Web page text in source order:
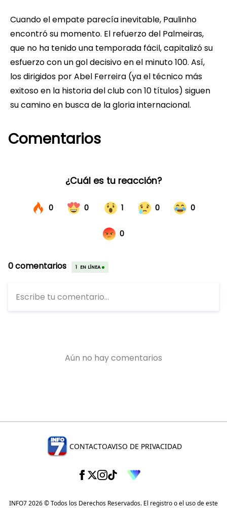
Cuando el empate parecía inevitable, Paulinho
encontró su momento. El refuerzo del Palmeiras,
que no ha tenido una temporada fácil, capitalizó su
esfuerzo con un gol decisivo en el minuto 100. Así,
los dirigidos por Abel Ferreira (ya el técnico más
exitoso en la historia del club con 10 títulos) siguen
su camino en busca de la gloria internacional.
Comentarios
CONTACTOAVISO DE PRIVACIDAD
INFO7 2026 © Todos los Derechos Reservados. El registro o el uso de este